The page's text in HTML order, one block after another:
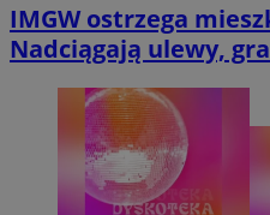
IMGW ostrzega
Nadciągają ulewy,